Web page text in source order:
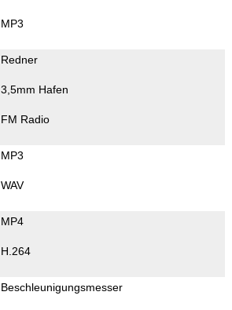
MP3
Redner
3,5mm Hafen
FM Radio
MP3
WAV
MP4
H.264
Beschleunigungsmesser